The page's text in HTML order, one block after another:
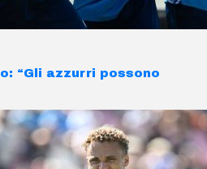
“Gli azzurri possono